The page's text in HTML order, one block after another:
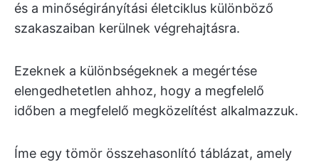
és a minőségirányítási életciklus különböző
szakaszaiban kerülnek végrehajtásra.
Ezeknek a különbségeknek a megértése
elengedhetetlen ahhoz, hogy a megfelelő
időben a megfelelő megközelítést alkalmazzuk.
Íme egy tömör összehasonlító táblázat, amely